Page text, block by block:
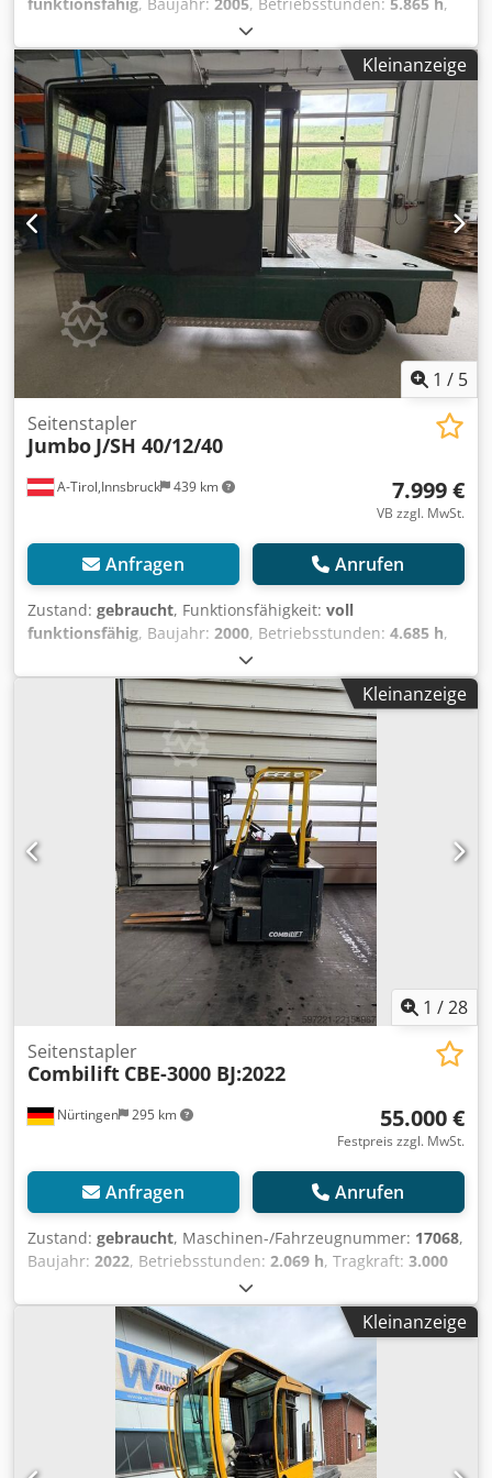
, Hubhöhe:5.000 mm
Diesel, Masttyp:Triplex, Bauhöhe:2.500 mm, Antriebsart:
Diesel, Vierwege Seitenstapler Masttyp: Triplex Zustand:
Einsatzbereit und voll funktionsfähig Zustand Technisch:
gut Codpfx Aezq Ihzsf Dorf Zinkenverstellgerät, Heizung,
Vollkabine,
Kleinanzeige
1 / 5
A-Tirol,Innsbruck 439 km
Seitenstapler
Jumbo J/SH 40/12/40
7.999 €
VB zzgl. MwSt.
Anfragen Anrufen
Zustand: gebraucht, Funktionsfähigkeit: voll
funktionsfähig, Baujahr: 2000, Betriebsstunden: 4.685 h,
, Hubhöhe:4.000 mm
mm, Kraftstofftyp:Diesel, Masttyp:Duplex, Leergewicht:
, Antriebsart:Diesel, Seitenstapler Masttyp:
Duplex Zustand: Einsatzbereit und voll funktionsfähig
Zustand Technisch: normal Bereifung vorne Typ:
Superelastik Crsdpozr Arqofx Af Def Bereifung hinten Typ:
Superelastik Beschreibung: Gerät funktionsfähig aber
ruckelt nach wegen dem Hydrostaten Tragfähigkeit bei
@LSP 900mm = 2960kg Tragfähigkeit bei @LSP 600mm =
4000kg
Kleinanzeige
1 /28
Nürtingen 295 km
Seitenstapler
Combilift CBE-3000 BJ:2022
55.000 €
Festpreis zzgl. MwSt.
Anfragen Anrufen
Zustand: gebraucht, Maschinen-/Fahrzeugnummer: 17068,
Baujahr: 2022, Betriebsstunden: 2.069 h, Tragkraft: 3.000
, Freihub:
Lastschwerpunkt:600 mm, Kraftstofftyp:elektrisch,
Triplex, Bauhöhe:
, Batteriespannung:
, Gabellänge:1.150 mm, Vorderreifengröße:
, Hinterreifengröße:22x10x16
, Gesamtgewicht:
, 5140896 Seriennummer: 64882 Csdpfx Aezfd A
Dsf Derf Batterieangaben: 28 V, 6EPzS 930 und 20 V, 6EPzS
930 (Baujahr 2022)
Kleinanzeige